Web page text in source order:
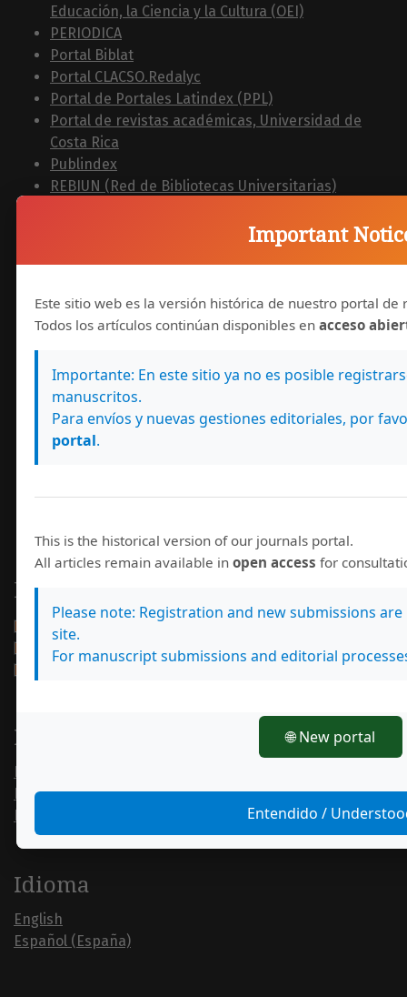
Educación, la Ciencia y la Cultura (OEI)
PERIODICA
Portal Biblat
Portal CLACSO.Redalyc
Portal de Portales Latindex (PPL)
Portal de revistas académicas, Universidad de
Costa Rica
Publindex
REBIUN (Red de Bibliotecas Universitarias)
Repositorio Nacional Kímuk
ResearchBib Journal
Scientific Indexing Services (SIS)
SERIUNAM
SHERPA/RoMEO
UC Santa Barbara Library
Número actual
Información
Para autores/as
Idioma
English
Español (España)
Important
Este sitio web es la versión histórica de nuestro portal de
Todos los artículos continúan disponibles enacceso
Importante: En este sitio ya no es posible
manuscritos.
Para envíos y nuevas gestiones editoriales, por
portal.
This is the historical version of our journals portal.
All articles remain available inopen access for
Please note: Registration and new submissions
site.
For manuscript submissions and editorial
🌐 New portal
Entendido /